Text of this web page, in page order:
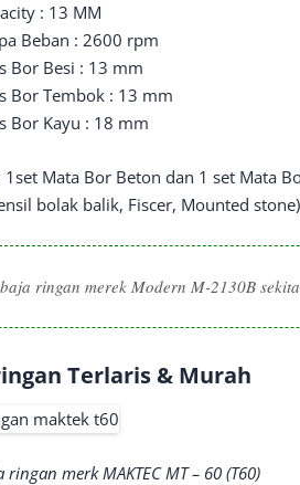
: 13 MM
Beban : 2600 rpm
Bor Besi : 13 mm
Bor Tembok : 13 mm
Bor Kayu : 18 mm
1set Mata Bor Beton dan 1 set Mata
bolak balik, Fiscer, Mounted stone)
ringan merek Modern M-2130B
Terlaris & Murah
merk MAKTEC MT – 60 (T60)